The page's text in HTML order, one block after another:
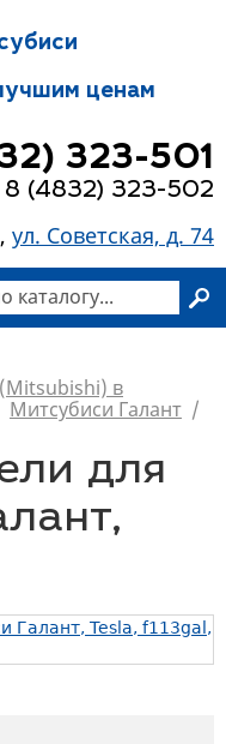
ценам
323-501
8 (4832) 323-502
ул. Советская, д. 74
в
Митсубиси Галант /
для